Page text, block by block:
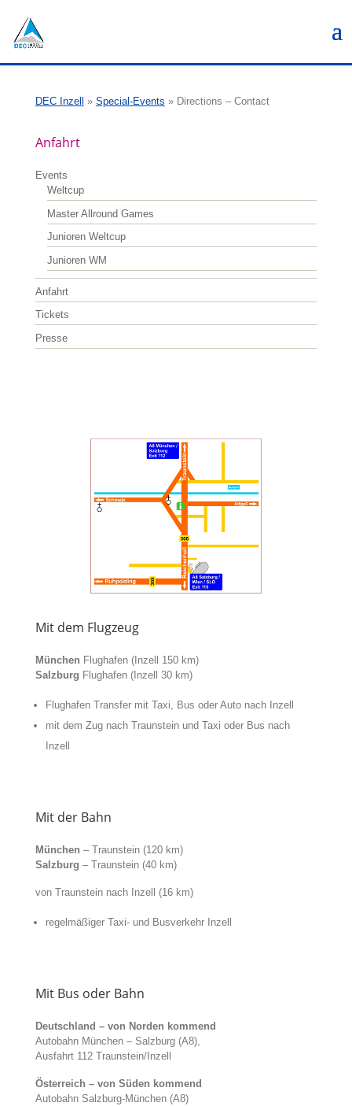
DEC Inzell » Special-Events » Directions – Contact
Anfahrt
Events
Weltcup
Master Allround Games
Junioren Weltcup
Junioren WM
Anfahrt
Tickets
Presse
Mit dem Flugzeug
München Flughafen (Inzell 150 km)
Salzburg Flughafen (Inzell 30 km)
Flughafen Transfer mit Taxi, Bus oder Auto nach Inzell
mit dem Zug nach Traunstein und Taxi oder Bus nach
Inzell
Mit der Bahn
München – Traunstein (120 km)
Salzburg – Traunstein (40 km)
von Traunstein nach Inzell (16 km)
regelmäßiger Taxi- und Busverkehr Inzell
Mit Bus oder Bahn
Deutschland – von Norden kommend
Autobahn München – Salzburg (A8),
Ausfahrt 112 Traunstein/Inzell
Österreich – von Süden kommend
Autobahn Salzburg-München (A8)